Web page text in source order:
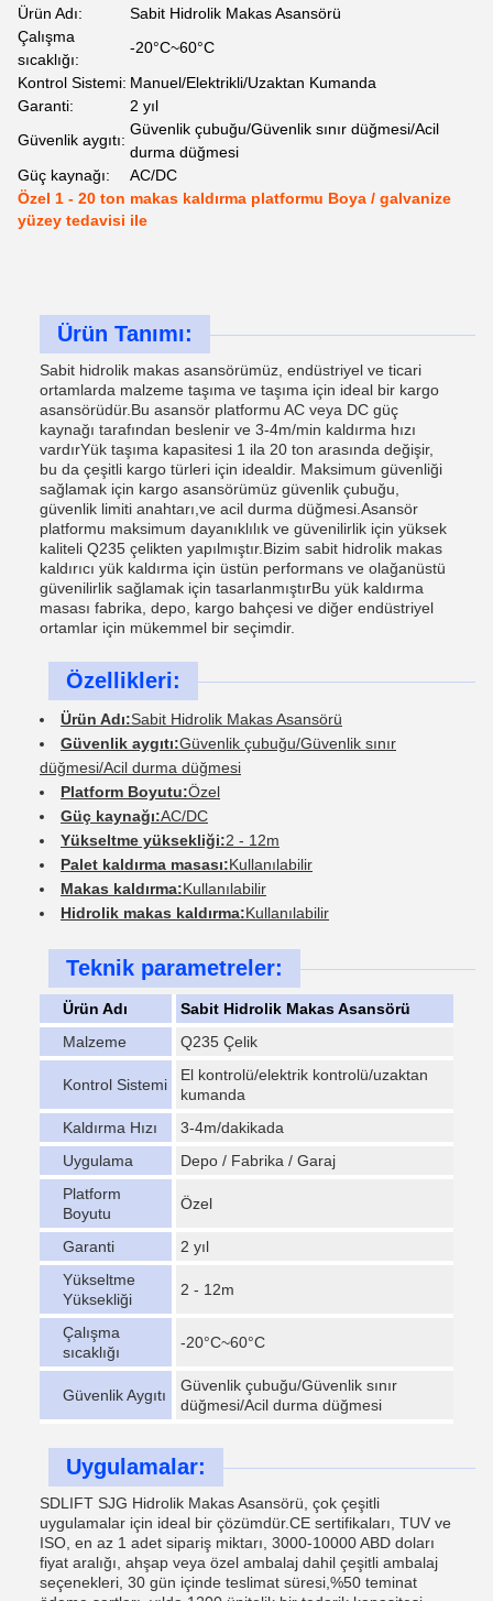
Ürün Adı:
Sabit Hidrolik Makas Asansörü
Çalışma
sıcaklığı:
-20°C~60°C
Kontrol Sistemi: Manuel/Elektrikli/Uzaktan Kumanda
Garanti:
2 yıl
Güvenlik aygıtı:
Güvenlik çubuğu/Güvenlik sınır düğmesi/Acil
durma düğmesi
Güç kaynağı:
AC/DC
Özel 1 - 20 ton makas kaldırma platformu Boya / galvanize
yüzey tedavisi ile
Ürün Tanımı:
Sabit hidrolik makas asansörümüz, endüstriyel ve ticari
ortamlarda malzeme taşıma ve taşıma için ideal bir kargo
asansörüdür.Bu asansör platformu AC veya DC güç
kaynağı tarafından beslenir ve 3-4m/min kaldırma hızı
vardırYük taşıma kapasitesi 1 ila 20 ton arasında değişir,
bu da çeşitli kargo türleri için idealdir. Maksimum güvenliği
sağlamak için kargo asansörümüz güvenlik çubuğu,
güvenlik limiti anahtarı,ve acil durma düğmesi.Asansör
platformu maksimum dayanıklılık ve güvenilirlik için yüksek
kaliteli Q235 çelikten yapılmıştır.Bizim sabit hidrolik makas
kaldırıcı yük kaldırma için üstün performans ve olağanüstü
güvenilirlik sağlamak için tasarlanmıştırBu yük kaldırma
masası fabrika, depo, kargo bahçesi ve diğer endüstriyel
ortamlar için mükemmel bir seçimdir.
Özellikleri:
Ürün Adı:Sabit Hidrolik Makas Asansörü
Güvenlik aygıtı:Güvenlik çubuğu/Güvenlik sınır
düğmesi/Acil durma düğmesi
Platform Boyutu:Özel
Güç kaynağı:AC/DC
Yükseltme yüksekliği:2 - 12m
Palet kaldırma masası:Kullanılabilir
Makas kaldırma:Kullanılabilir
Hidrolik makas kaldırma:Kullanılabilir
Teknik parametreler:
Ürün Adı
Sabit Hidrolik Makas Asansörü
Malzeme
Q235 Çelik
Kontrol Sistemi
El kontrolü/elektrik kontrolü/uzaktan
kumanda
Kaldırma Hızı
3-4m/dakikada
Uygulama
Depo / Fabrika / Garaj
Platform
Boyutu
Özel
Garanti
2 yıl
Yükseltme
Yüksekliği
2 - 12m
Çalışma
sıcaklığı
-20°C~60°C
Güvenlik Aygıtı
Güvenlik çubuğu/Güvenlik sınır
düğmesi/Acil durma düğmesi
Uygulamalar:
SDLIFT SJG Hidrolik Makas Asansörü, çok çeşitli
uygulamalar için ideal bir çözümdür.CE sertifikaları, TUV ve
ISO, en az 1 adet sipariş miktarı, 3000-10000 ABD doları
fiyat aralığı, ahşap veya özel ambalaj dahil çeşitli ambalaj
seçenekleri, 30 gün içinde teslimat süresi,%50 teminat